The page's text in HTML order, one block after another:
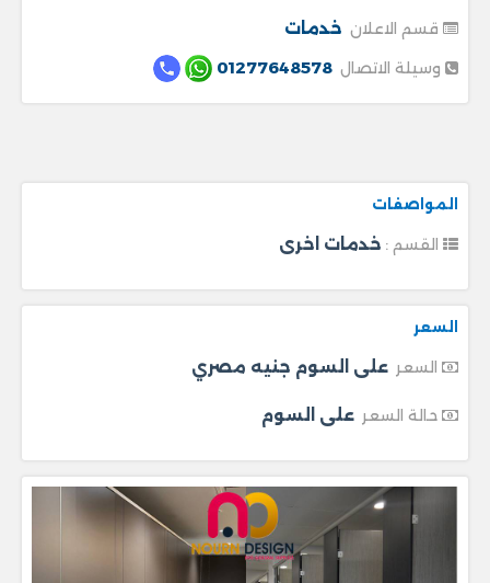
قسم الاعلان خدمات
وسيلة الاتصال 01277648578
المواصفات
خدمات اخرى
السعر
السعر على السوم جنيه مصري
حالة السعر على السوم